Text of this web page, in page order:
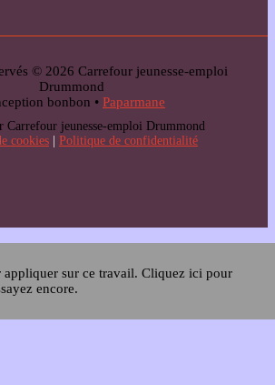
© 2026 Carrefour jeunesse-emploi
Drummond
bonbon • Paparmane
Carrefour jeunesse-emploi Drummond
cookies
Politique de confidentialité
sur ce travail. Cliquez ici pour
encore.